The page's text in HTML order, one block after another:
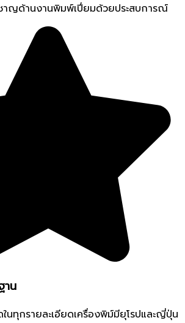
าญด้านงานพิมพ์เปี่ยมด้วยประสบการณ์
าน
นทุกรายละเอียดเครื่องพิม์มียุโรปและญี่ปุ่น